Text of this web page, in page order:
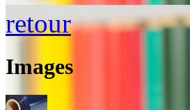
retour
Images